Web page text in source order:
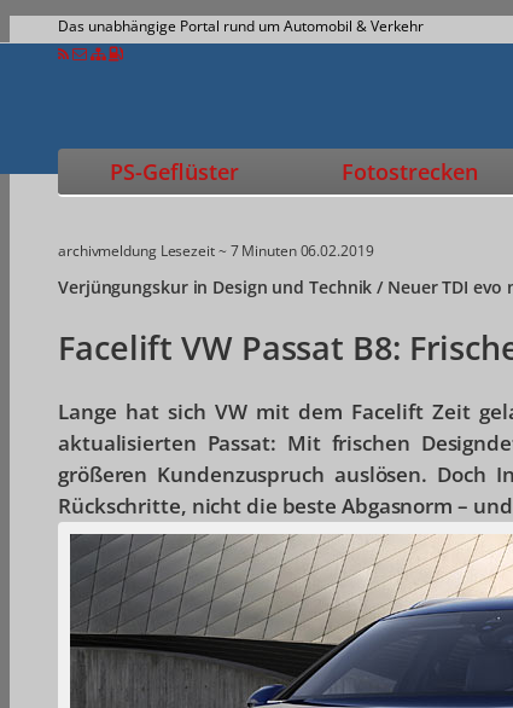
Das unabhängige Portal rund um Automobil & Verkehr
PS-Geflüster Fotostrecken
archivmeldung Lesezeit ~ 7 Minuten06.02.2019
Verjüngungskur in Design und Technik / Neuer TDI evo
Facelift VW Passat B8:
Lange hat sich VW mit dem Facelift Zeit
aktualisierten Passat: Mit frischen
größeren Kundenzuspruch auslösen. Doch
Rückschritte, nicht die beste Abgasnorm –